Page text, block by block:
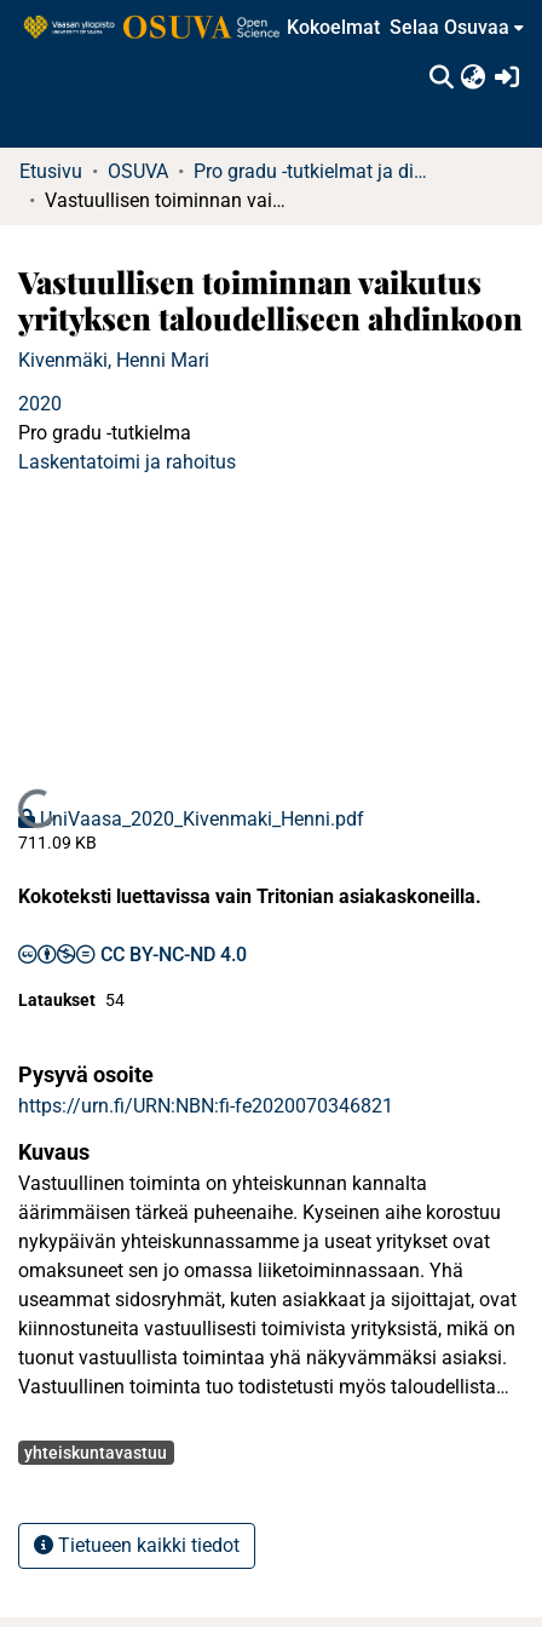
Kokoelmat Selaa Osuvaa
Etusivu OSUVA
Pro gradu -tutkielmat ja diplomityöt (rajattu saatavuus)
Vastuullisen toiminnan vaikutus yrityksen taloudelliseen ahdinkoon
Vastuullisen toiminnan vaikutus
yrityksen taloudelliseen ahdinkoon
Kivenmäki, Henni Mari
2020
Pro gradu -tutkielma
Laskentatoimi ja rahoitus
Ladataan...
UniVaasa_2020_Kivenmaki_Henni.pdf
711.09 KB
Kokoteksti luettavissa vain Tritonian asiakaskoneilla.
CC BY-NC-ND 4.0
Lataukset 54
Pysyvä osoite
https://urn.fi/URN:NBN:fi-fe2020070346821
Kuvaus
Vastuullinen toiminta on yhteiskunnan kannalta
äärimmäisen tärkeä puheenaihe. Kyseinen aihe korostuu
nykypäivän yhteiskunnassamme ja useat yritykset ovat
omaksuneet sen jo omassa liiketoiminnassaan. Yhä
useammat sidosryhmät, kuten asiakkaat ja sijoittajat, ovat
kiinnostuneita vastuullisesti toimivista yrityksistä, mikä on
tuonut vastuullista toimintaa yhä näkyvämmäksi asiaksi.
Vastuullinen toiminta tuo todistetusti myös taloudellista
mukaan vastuullinen toiminta lisää taloudellista
yrityksen taloudellinen asema on kunnossa. Mikäli tällä
tutkielmalla voidaan osoittaa toisin, tutkielmalla voitaisiin
Avainsanat
yhteiskuntavastuu
Tietueen kaikki tiedot